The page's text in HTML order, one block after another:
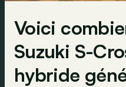
Voici
Suzuki S-
hybride